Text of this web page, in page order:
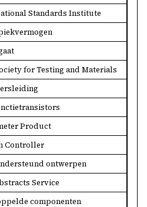
Standards Institute
for Testing and Materials
Product
Controller
ontwerpen
Service
componenten